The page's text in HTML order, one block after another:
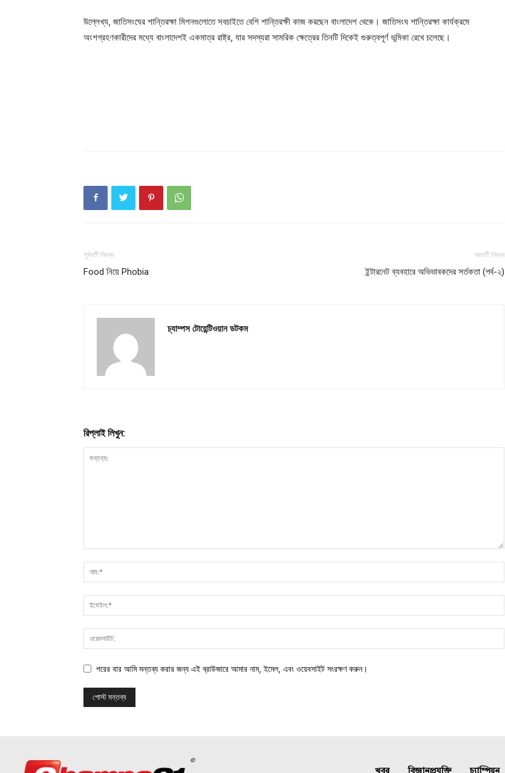
উল্লেখ্য, জাতিসংঘের শান্তিরক্ষা মিশনগুলোতে সবচাইতে বেশি শান্তিরক্ষী কাজ করছেন বাংলাদেশ থেকে। জাতিসংঘ শান্তিরক্ষা কার্যক্রমে
অংশগ্রহণকারীদের মধ্যে বাংলাদেশই একমাত্র রাষ্ট্র, যার সদস্যরা সামরিক ক্ষেত্রের তিনটি দিকেই গুরুত্বপূর্ণ ভূমিকা রেখে চলেছে।
পূর্ববর্তী নিবন্ধ
Food নিয়ে Phobia
পরবর্তী নিবন্ধ
ইন্টারনেট ব্যবহারে অভিভাবকদের সর্তকতা (পর্ব-২)
চ্যাম্পস টোয়েন্টিওয়ান ডটকম
রিপ্লাই লিখুন:
পরের বার আমি মন্তব্য করার জন্য এই ব্রাউজারে আমার নাম, ইমেল, এবং ওয়েবসাইট সংরক্ষণ করুন।
©